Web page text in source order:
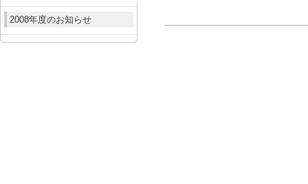
2008年度のお知らせ